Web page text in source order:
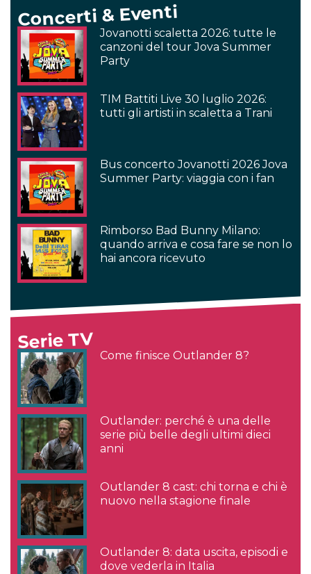
Concerti & Eventi
Jovanotti scaletta 2026: tutte le
canzoni del tour Jova Summer
Party
TIM Battiti Live 30 luglio 2026:
tutti gli artisti in scaletta a Trani
Bus concerto Jovanotti 2026 Jova
Summer Party: viaggia con i fan
Rimborso Bad Bunny Milano:
quando arriva e cosa fare se non lo
hai ancora ricevuto
Serie TV
Come finisce Outlander 8?
Outlander: perché è una delle
serie più belle degli ultimi dieci
anni
Outlander 8 cast: chi torna e chi è
nuovo nella stagione finale
Outlander 8: data uscita, episodi e
dove vederla in Italia